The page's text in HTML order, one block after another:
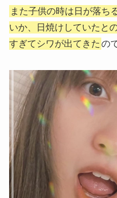
また子供の時は日が落ち
いか、日焼けしていたと
すぎてシワが出てきた の